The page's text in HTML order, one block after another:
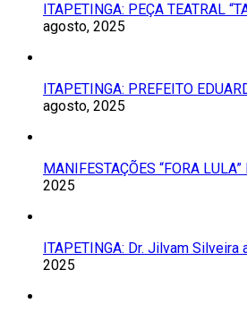
ITAPETINGA: PEÇA TEATRAL
agosto, 2025
ITAPETINGA: PREFEITO
agosto, 2025
MANIFESTAÇÕES “FORA LULA”
2025
ITAPETINGA: Dr. Jilvam Silveira
2025